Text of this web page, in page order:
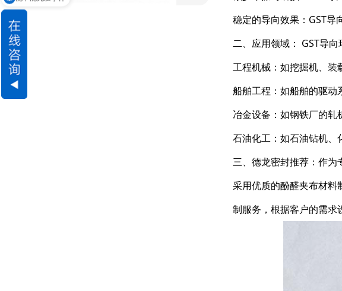
稳定的导向效果：GST导
二、应用领域： GST导
工程机械：如挖掘机、装
船舶工程：如船舶的驱动
冶金设备：如钢铁厂的轧
石油化工：如石油钻机、
三、德龙密封推荐：作为
采用优质的酚醛夹布材料
制服务，根据客户的需求